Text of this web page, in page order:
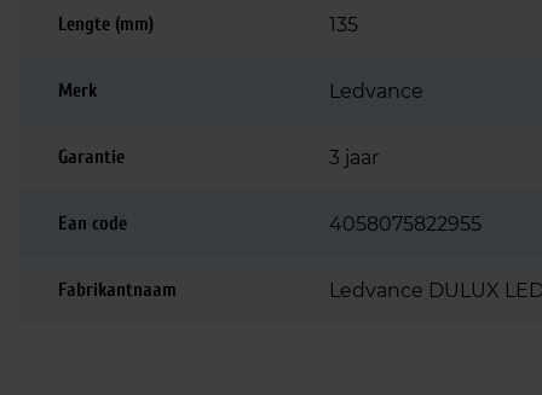
Lengte (mm) 135
Merk Ledvance
Garantie 3 jaar
Ean code 4058075822955
Fabrikantnaam Ledvance DULUX